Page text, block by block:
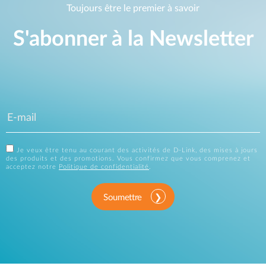
Toujours être le premier à savoir
S'abonner à la Newsletter
Je veux être tenu au courant des activités de D-Link, des mises à jours
des produits et des promotions. Vous confirmez que vous comprenez et
acceptez notre
Politique de confidentialité.
Soumettre